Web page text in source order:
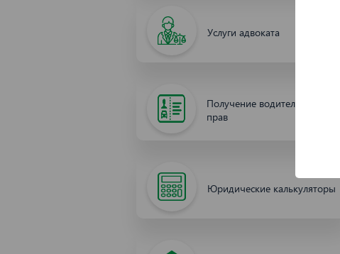
Услуги адвоката
Получение водительских
прав
Юридические калькуляторы